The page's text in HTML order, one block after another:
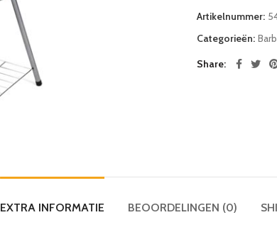
Artikelnummer:
Categorieën:
Share
EXTRA INFORMATIE BEOORDELINGEN (0)